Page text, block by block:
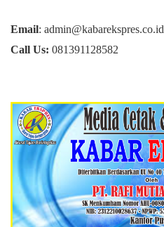
Email: admin@kabarekspres.co.id
Call Us: 081391128582